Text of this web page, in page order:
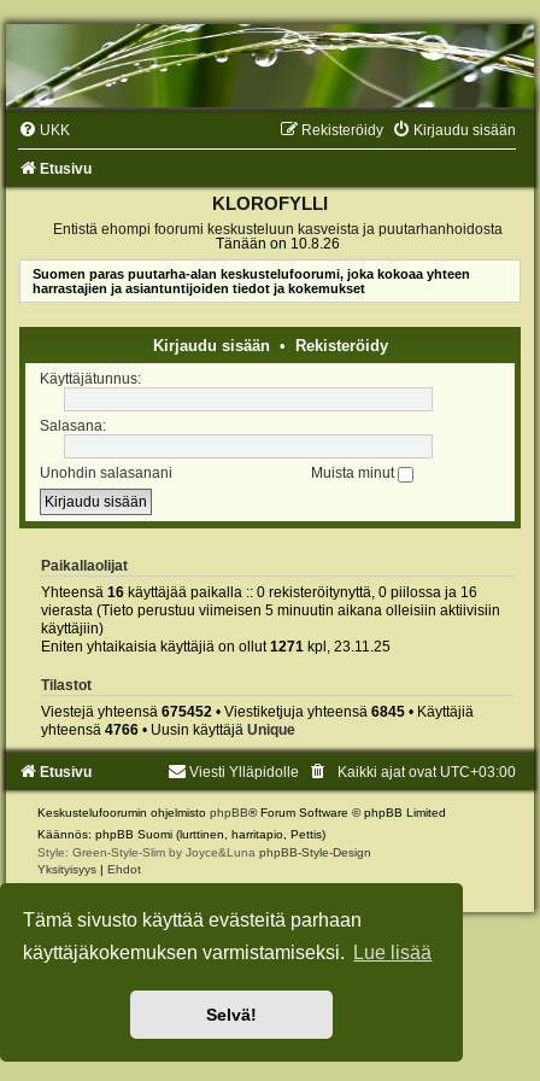
Tämä sivusto käyttää evästeitä parhaan
käyttäjäkokemuksen varmistamiseksi.
Lue lisää
Selvä!
UKK Kirjaudu sisään
Rekisteröidy
Etusivu
KLOROFYLLI
Entistä ehompi foorumi keskusteluun kasveista ja puutarhanhoidosta
Tänään on 10.8.26
Suomen paras puutarha-alan keskustelufoorumi, joka kokoaa yhteen
harrastajien ja asiantuntijoiden tiedot ja kokemukset
Kirjaudu sisään• Rekisteröidy
Käyttäjätunnus:
Salasana:
Unohdin salasanani Muista minut
Paikallaolijat
Yhteensä 16 käyttäjää paikalla :: 0 rekisteröitynyttä, 0 piilossa ja 16
vierasta (Tieto perustuu viimeisen 5 minuutin aikana olleisiin aktiivisiin
käyttäjiin)
Eniten yhtaikaisia käyttäjiä on ollut1271 kpl, 23.11.25
Tilastot
Viestejä yhteensä 675452 • Viestiketjuja yhteensä 6845 • Käyttäjiä
yhteensä 4766 • Uusin käyttäjä Unique
Etusivu Kaikki ajat ovat UTC+03:00
Viesti Ylläpidolle
Keskustelufoorumin ohjelmisto phpBB® Forum Software © phpBB Limited
Käännös: phpBB Suomi (lurttinen, harritapio, Pettis)
Style: Green-Style-Slim by Joyce&Luna phpBB-Style-Design
Yksityisyys | Ehdot